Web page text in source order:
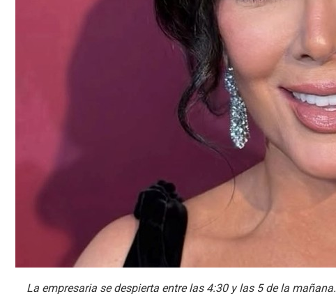
La empresaria se despierta entre las 4:30 y las 5 de la mañana.